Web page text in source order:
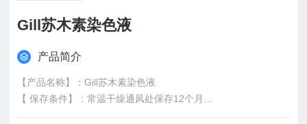
Gill苏木素染色液
产品简介
【产品名称】：Gill苏木素染色液
【 保存条件】：常温干燥通风处保存12个月
【含量,浓度,方法】：GillⅠ,GillⅡ,GillⅢ